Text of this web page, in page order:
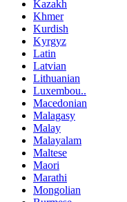
Kazakh
Khmer
Kurdish
Kyrgyz
Latin
Latvian
Lithuanian
Luxembou..
Macedonian
Malagasy
Malay
Malayalam
Maltese
Maori
Marathi
Mongolian